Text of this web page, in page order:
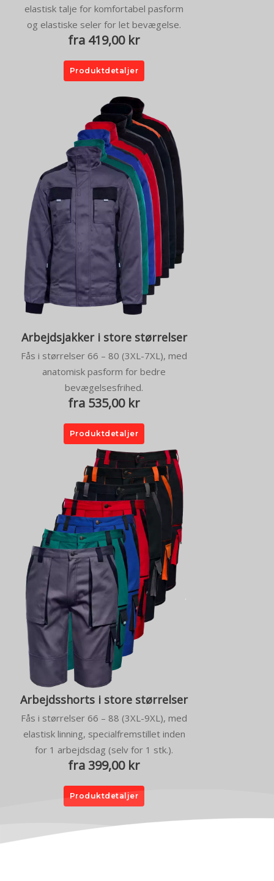
elastisk talje for komfortabel pasform
og elastiske seler for let bevægelse.
fra 419,00 kr
Produktdetaljer
Arbejdsjakker i store størrelser
Fås i størrelser 66 – 80 (3XL-7XL), med
anatomisk pasform for bedre
bevægelsesfrihed.
fra 535,00 kr
Produktdetaljer
Arbejdsshorts i store størrelser
Fås i størrelser 66 – 88 (3XL-9XL), med
elastisk linning, specialfremstillet inden
for 1 arbejdsdag (selv for 1 stk.).
fra 399,00 kr
Produktdetaljer